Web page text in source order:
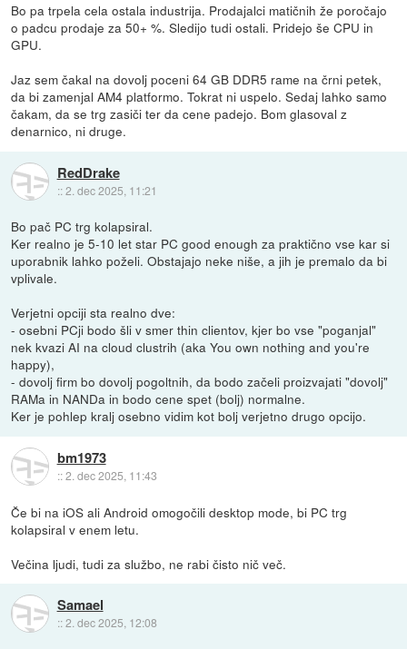
Bo pa trpela cela ostala industrija. Prodajalci matičnih že poročajo
o padcu prodaje za 50+ %. Sledijo tudi ostali. Pridejo še CPU in
GPU.
Jaz sem čakal na dovolj poceni 64 GB DDR5 rame na črni petek,
da bi zamenjal AM4 platformo. Tokrat ni uspelo. Sedaj lahko samo
čakam, da se trg zasiči ter da cene padejo. Bom glasoval z
denarnico, ni druge.
RedDrake
::2. dec 2025, 11:21
Bo pač PC trg kolapsiral.
Ker realno je 5-10 let star PC good enough za praktično vse kar si
uporabnik lahko poželi. Obstajajo neke niše, a jih je premalo da bi
vplivale.
Verjetni opciji sta realno dve:
- osebni PCji bodo šli v smer thin clientov, kjer bo vse "poganjal"
nek kvazi AI na cloud clustrih (aka You own nothing and you're
happy),
- dovolj firm bo dovolj pogoltnih, da bodo začeli proizvajati "dovolj"
RAMa in NANDa in bodo cene spet (bolj) normalne.
Ker je pohlep kralj osebno vidim kot bolj verjetno drugo opcijo.
bm1973
::2. dec 2025, 11:43
Če bi na iOS ali Android omogočili desktop mode, bi PC trg
kolapsiral v enem letu.
Večina ljudi, tudi za službo, ne rabi čisto nič več.
Samael
::2. dec 2025, 12:08